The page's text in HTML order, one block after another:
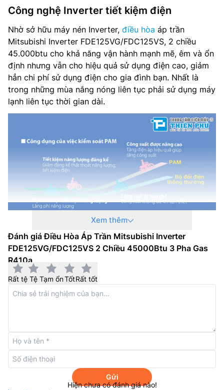
Dòng sản phẩm: 2019
Công nghệ Inverter tiết kiệm điện
Nhờ sở hữu máy nén Inverter, điều hòa áp trần
Mitsubishi Inverter FDE125VG/FDC125VS, 2 chiều
45.000btu cho khả năng vận hành mạnh mẽ, êm và ổn
định nhưng vẫn cho hiệu quả sử dụng điện cao, giảm
hẳn chi phí sử dụng điện cho gia đình bạn. Nhất là
trong những mùa nắng nóng liên tục phải sử dụng máy
lạnh liên tục thời gian dài.
Cải tiến thao tác lắp đặt
Ống dẫn môi chất lạnh từ máy có thể bố trí theo 3
hướng phía sau, bên phải và lên trên. Ống nước xả có
thể được bố trí theo 2 hướng trái – phải. Điều này cho
Xem thêm
Đánh giá Điều Hòa Áp Trần Mitsubishi Inverter
FDE125VG/FDC125VS 2 Chiều 45000Btu 3 Pha Gas
R410a
Rất tệ Tệ Tạm ổnTốtRất tốt
Gửi
Hiện chưa có đánh giá nào!